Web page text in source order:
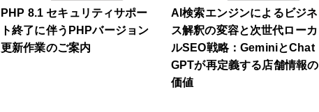
PHP 8.1 セキュリティサポー
ト終了に伴うPHPバージョン
更新作業のご案内
AI検索エンジンによるビジネ
ス解釈の変容と次世代ローカ
ルSEO戦略：GeminiとChat
GPTが再定義する店舗情報の
価値